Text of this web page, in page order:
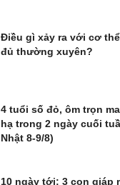
Điều gì xảy ra với cơ
đủ thường xuyên?
4 tuổi số đỏ, ôm trọn
hạ trong 2 ngày cuối
Nhật 8-9/8)
10 ngày tới: 3 con giáp